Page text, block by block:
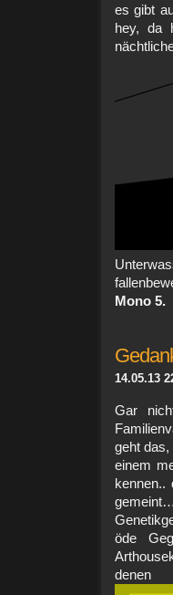
es gibt
hey, da
Mono 5.
14.05.13
Gar
geht
einem
kennen..
öde